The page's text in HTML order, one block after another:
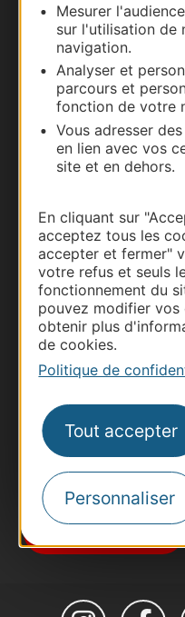
Mesurer
sur l'utilisation de
navigation.
Analyser et
parcours et
fonction de votre
Vous adresser
en lien avec vos
site et en dehors.
En cliquant sur
acceptez tous les
accepter et fermer"
votre refus et seuls
fonctionnement du
pouvez modifier
obtenir plus
de cookies.
Politique de
Tout accepter
Personnaliser
Carte
Documentation
Thermalisme
Business/Mice
Pros d'Occitanie
Site presse et
Voyagistes
Destination Sport
Destination Occitanie
suggestions de
Je m'abonne